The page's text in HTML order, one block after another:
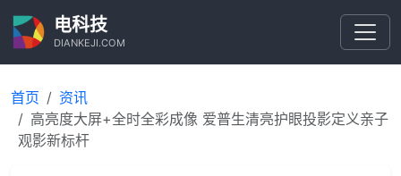
电科技
DIANKEJI.COM
首页
资讯
高亮度大屏+全时全彩成像 爱普生清亮护眼投影定义亲子
观影新标杆